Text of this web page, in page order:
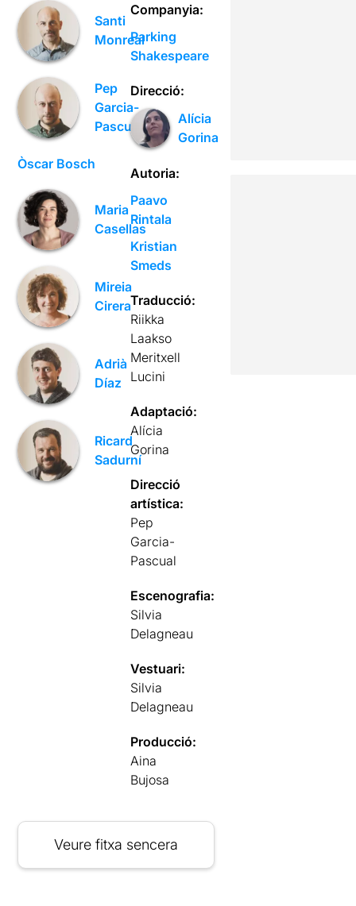
Santi
Monreal
Pep
Garcia-
Pascual
Òscar Bosch
Maria
Casellas
Mireia
Cirera
Adrià
Díaz
Ricard
Sadurní
Companyia:
Parking
Shakespeare
Direcció:
Alícia
Gorina
Autoria:
Paavo
Rintala
Kristian
Smeds
Traducció:
Riikka
Laakso
Meritxell
Lucini
Adaptació:
Alícia
Gorina
Direcció
artística:
Pep
Garcia-
Pascual
Escenografia:
Silvia
Delagneau
Vestuari:
Silvia
Delagneau
Producció:
Aina
Bujosa
Veure fitxa sencera